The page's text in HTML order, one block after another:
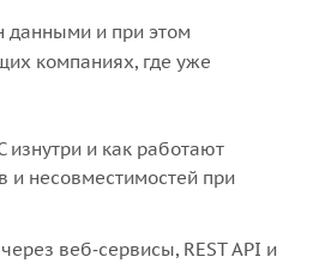
данными и при этом
компаниях, где уже
и как работают
и несовместимостей при
веб‑сервисы, REST API и